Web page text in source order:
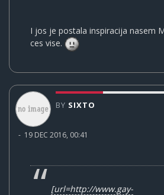
I jos je postala inspiracija nasem
ces vise.
BY SIXTO
- 19 DEC 2016, 00:41
[url=http://www.gay-